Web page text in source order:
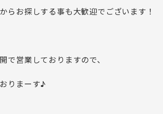
らお探しする事も大歓迎でございます！
で営業しておりますので、
りまーす♪